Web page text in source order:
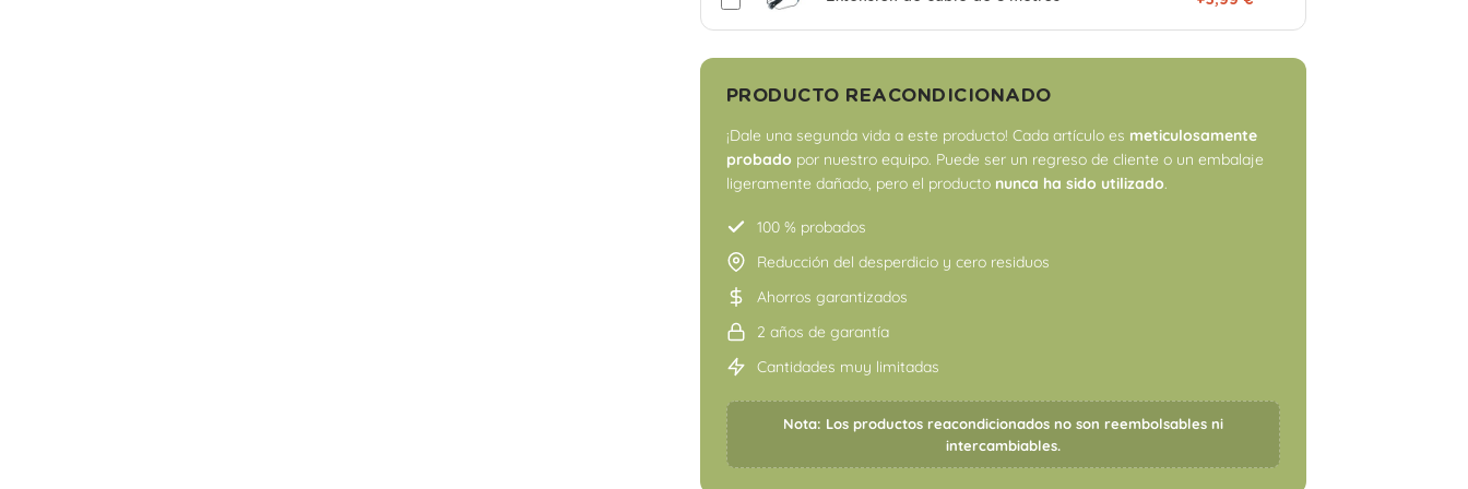
PRODUCTO REACONDICIONADO
¡Dale una segunda vida a este producto! Cada artículo es meticulosamente
probado por nuestro equipo. Puede ser un regreso de cliente o un embalaje
ligeramente dañado, pero el producto nunca ha sido utilizado.
100 % probados
Reducción del desperdicio y cero residuos
Ahorros garantizados
2 años de garantía
Cantidades muy limitadas
Nota: Los productos reacondicionados no son reembolsables ni
intercambiables.